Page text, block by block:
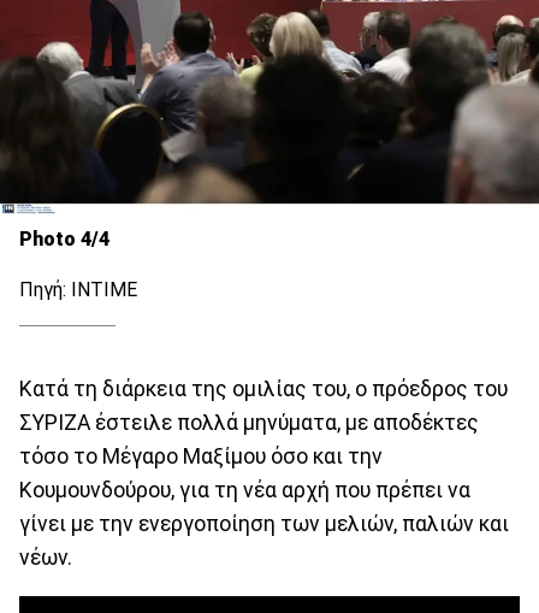
Photo 4/4
Πηγή: ΙΝΤΙΜΕ
Κατά τη διάρκεια της ομιλίας του, ο πρόεδρος του
ΣΥΡΙΖΑ έστειλε πολλά μηνύματα, με αποδέκτες
τόσο το Μέγαρο Μαξίμου όσο και την
Κουμουνδούρου, για τη νέα αρχή που πρέπει να
γίνει με την ενεργοποίηση των μελιών, παλιών και
νέων.